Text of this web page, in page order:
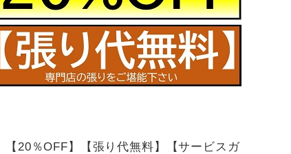
【20％OFF】【張り代無料】【サービスガ